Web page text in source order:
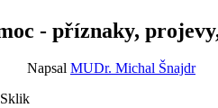
- příznaky,
Napsal MUDr. Michal Šnajdr
Sklik